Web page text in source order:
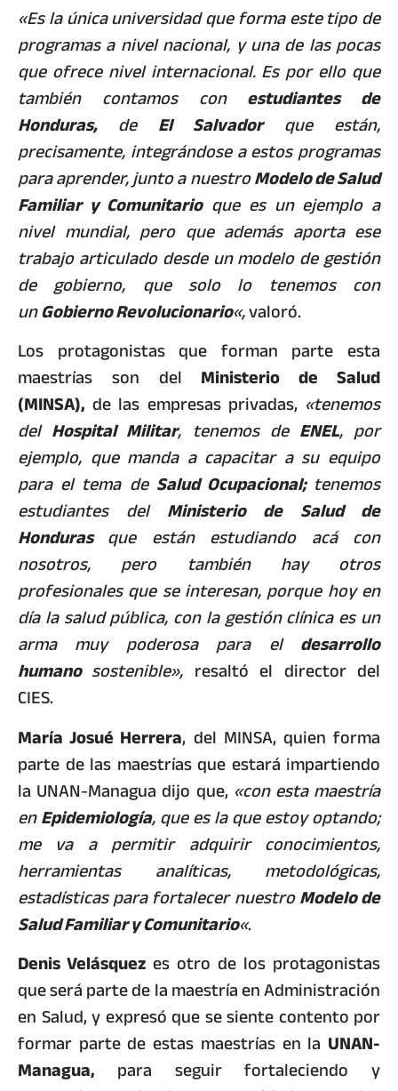
«Es la única universidad que forma este tipo de
programas a nivel nacional, y una de las pocas
que ofrece nivel internacional. Es por ello que
también contamos conestudiantes de
Honduras, de El Salvadorque están,
precisamente, integrándose a estos programas
para aprender, junto a nuestroModelo de Salud
Familiar y Comunitarioque es un ejemplo a
nivel mundial, pero que además aporta ese
trabajo articulado desde un modelo de gestión
de gobierno, que solo lo tenemos con
unGobierno Revolucionario«,valoró.
Los protagonistas que forman parte esta
maestrías son del Ministerio de Salud
(MINSA), de las empresas privadas, «tenemos
del Hospital Militar, tenemos de ENEL, por
ejemplo, que manda a capacitar a su equipo
para el tema de Salud Ocupacional; tenemos
estudiantes delMinisterio de Salud de
Honduras que están estudiando acá con
nosotros, pero también hay otros
profesionales que se interesan, porque hoy en
día la salud pública, con la gestión clínica es un
arma muy poderosa para el desarrollo
humano sostenible», resaltó el director del
CIES.
María Josué Herrera, del MINSA, quien forma
parte de las maestrías que estará impartiendo
la UNAN-Managua dijo que, «con esta maestría
enEpidemiología, que es la que estoy optando;
me va a permitir adquirir conocimientos,
herramientas analíticas, metodológicas,
estadísticas para fortalecer nuestroModelo de
Salud Familiar y Comunitario«.
Denis Velásquez es otro de los protagonistas
que será parte de la maestría en Administración
en Salud, y expresó que se siente contento por
formar parte de estas maestrías en la UNAN-
Managua, para seguir fortaleciendo y